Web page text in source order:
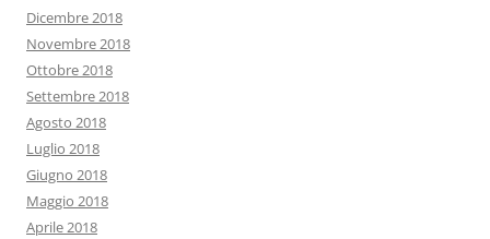
Dicembre 2018
Novembre 2018
Ottobre 2018
Settembre 2018
Agosto 2018
Luglio 2018
Giugno 2018
Maggio 2018
Aprile 2018